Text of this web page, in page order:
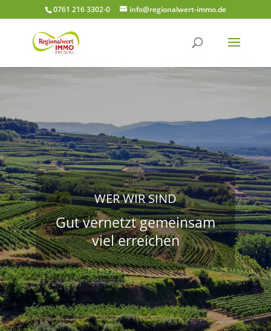
0761 216 3302-0 info@regionalwert-immo.de
WER WIR SIND
Gut vernetzt gemeinsam
viel erreichen